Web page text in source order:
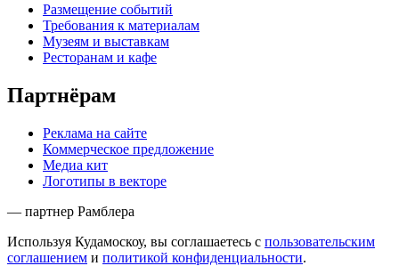
Размещение событий
Требования к материалам
Музеям и выставкам
Ресторанам и кафе
Партнёрам
Реклама на сайте
Коммерческое предложение
Медиа кит
Логотипы в векторе
— партнер Рамблера
Используя Кудамоскоу, вы соглашаетесь с пользовательским
соглашением и политикой конфиденциальности.